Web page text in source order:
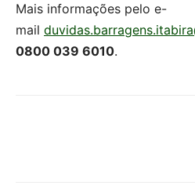
Mais informações pelo e-
mail
0800 039 6010.